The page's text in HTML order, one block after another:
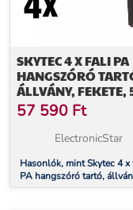
SKYTEC 4 X FALI PA
HANGSZÓRÓ
ÁLLVÁNY, FEKETE,
KM MAX.
57 590 Ft
ElectronicStar
Hasonlók, mint Skytec 4 x
PA hangszóró tartó,
fekete, 50 km max.